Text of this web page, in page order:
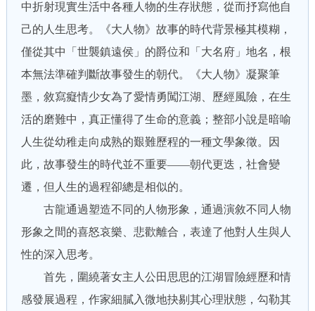
中折射現實生活中各種人物的生存狀態，從而抒寫他自
己的人生思考。《大人物》故事的時代背景極其模糊，
僅從其中「世襲鎮遠侯」的爵位和「大名府」地名，根
本無法準確判斷故事發生的朝代。《大人物》凝聚筆
墨，敘寫癡情少女為了愛情勇闖江湖、歷經風險，在生
活的磨難中，真正懂得了生命的意義；整部小說是暗喻
人生從幼稚走向成熟的艱難歷程的一種文學象徵。因
此，故事發生的時代並不重要——朝代更迭，社會變
遷，但人生的過程卻總是相似的。
古龍通過塑造不同的人物形象，通過演敘不同人物
形象之間的喜怒哀樂、悲歡離合，表達了他對人生與人
性的深入思考。
首先，圍繞著女主人公田思思的江湖冒險經歷和情
感發展過程，作家細膩入微地抉剔其心理狀態，勾勒其